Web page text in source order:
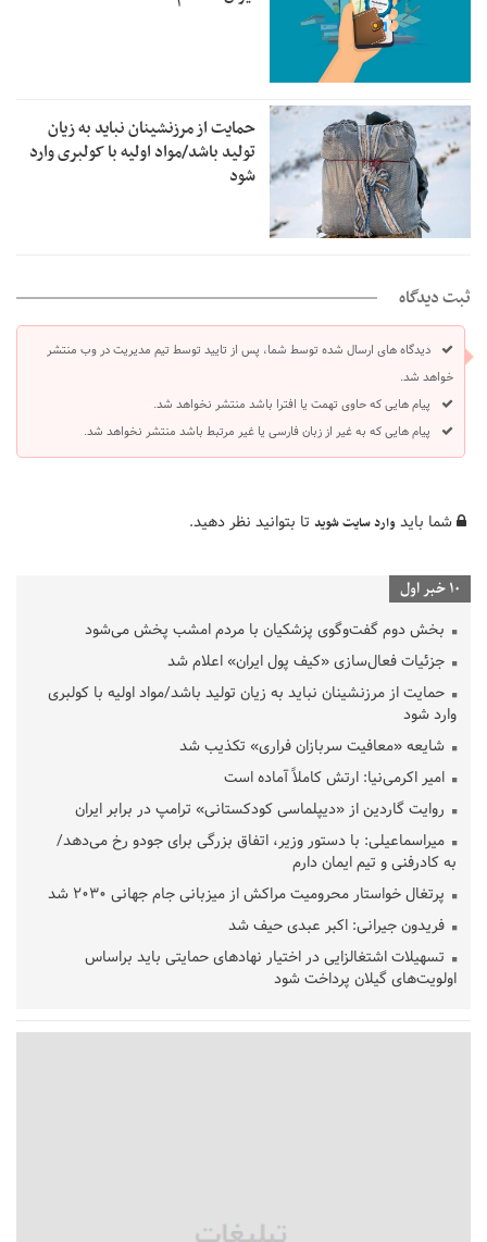
حمایت از مرزنشینان نباید به زیان
تولید باشد/مواد اولیه با کولبری وارد
شود
ثبت دیدگاه
دیدگاه های ارسال شده توسط شما، پس از تایید توسط تیم مدیریت در وب منتشر
خواهد شد.
پیام هایی که حاوی تهمت یا افترا باشد منتشر نخواهد شد.
پیام هایی که به غیر از زبان فارسی یا غیر مرتبط باشد منتشر نخواهد شد.
شما باید وارد سایت شوید تا بتوانید نظر دهید.
10 خبر اول
بخش دوم گفت‌وگوی پزشکیان با مردم امشب پخش می‌شود
جزئیات فعال‌سازی «کیف پول ایران» اعلام شد
حمایت از مرزنشینان نباید به زیان تولید باشد/مواد اولیه با کولبری
وارد شود
شایعه «معافیت سربازان فراری» تکذیب شد
امیر اکرمی‌نیا: ارتش کاملاً آماده است
روایت گاردین از «دیپلماسی کودکستانی» ترامپ در برابر ایران
میراسماعیلی: با دستور وزیر، اتفاق بزرگی برای جودو رخ می‌دهد/
به کادرفنی و تیم ایمان دارم
پرتغال خواستار محرومیت مراکش از میزبانی جام جهانی ۲۰۳۰ شد
فریدون جیرانی: اکبر عبدی حیف شد
تسهیلات اشتغالزایی در اختیار نهادهای حمایتی باید براساس
اولویت‌های گیلان پرداخت شود
قلعه‌نویی مشخص شد